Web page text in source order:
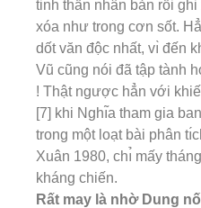
tinh thần nhân bản rồi
xóa như trong cơn sốt.
dốt văn độc nhất, vı̀ đến
Vũ cũng nói đã tập tành
! Thật ngược hẳn với
[7] khi Nghı̃a tham gia
trong một loạt bài phân
Xuân 1980, chı̉ mấy
kháng chiến.
Rất may là nhờ Dung